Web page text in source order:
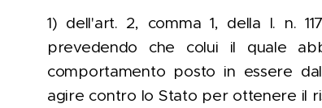
1) dell'art. 2, comma 1, della l. n.
prevedendo che colui il quale
comportamento posto in essere
agire contro lo Stato per ottenere il